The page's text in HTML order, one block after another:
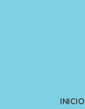
INICIO